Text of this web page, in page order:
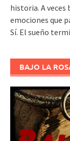
historia. A veces
emociones que
Sí. El sueño
BAJO LA